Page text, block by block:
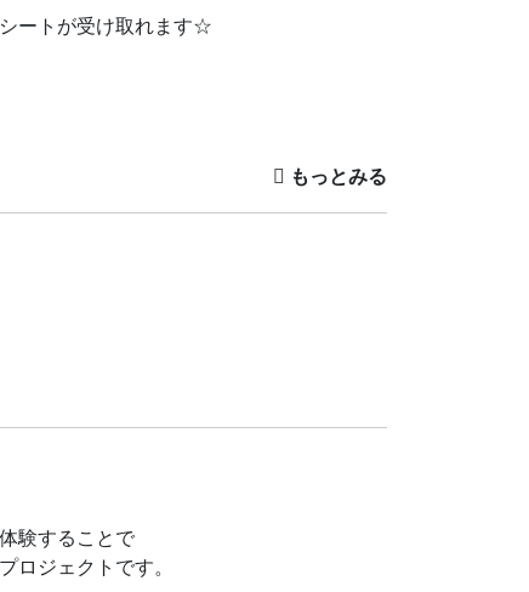
ートが受け取れます☆
験することで
ジェクトです。